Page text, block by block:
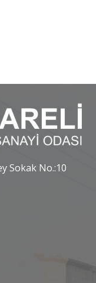
Sokak No.:10